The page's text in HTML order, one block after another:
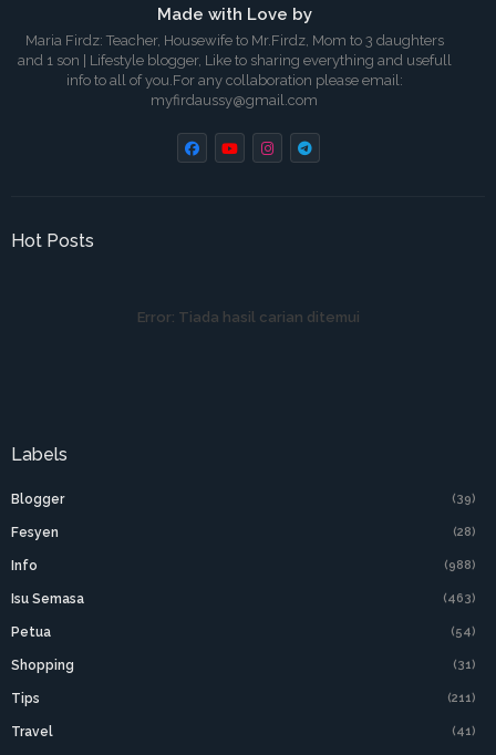
Made with Love by
Maria Firdz: Teacher, Housewife to Mr.Firdz, Mom to 3 daughters
and 1 son | Lifestyle blogger, Like to sharing everything and usefull
info to all of you.For any collaboration please email:
myfirdaussy@gmail.com
Hot Posts
Error: Tiada hasil carian ditemui
Labels
Blogger (39)
Fesyen (28)
Info (988)
Isu Semasa (463)
Petua (54)
Shopping (31)
Tips (211)
Travel (41)